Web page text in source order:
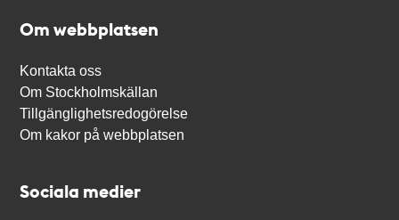
Om webbplatsen
Kontakta oss
Om Stockholmskällan
Tillgänglighetsredogörelse
Om kakor på webbplatsen
Sociala medier